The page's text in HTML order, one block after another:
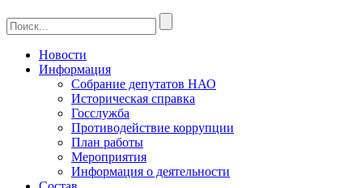
Новости
Информация
Собрание депутатов НАО
Историческая справка
Госслужба
Противодействие коррупции
План работы
Мероприятия
Информация о деятельности